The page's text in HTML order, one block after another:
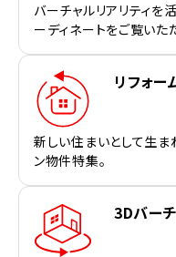
バーチャルリアリティを
ーディネートをご覧いた
リフォー
新しい住まいとして生ま
ン物件特集。
3Dバー